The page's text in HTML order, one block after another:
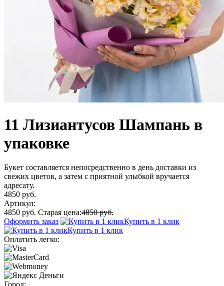
11 Лизиантусов Шампань в
упаковке
Букет составляется непосредственно в день доставки из
свежих цветов, а затем с приятной улыбкой вручается
адресату.
4850 руб.
Артикул:
4850 руб. Старая цена:4850 руб.
Оформить заказ
Купить в 1 клик
Купить в 1 клик
Оплатить легко: